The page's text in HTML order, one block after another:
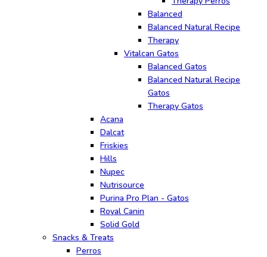
Balanced
Balanced Natural Recipe
Therapy
Vitalcan Gatos
Balanced Gatos
Balanced Natural Recipe
Gatos
Therapy Gatos
Acana
Dalcat
Friskies
Hills
Nupec
Nutrisource
Purina Pro Plan - Gatos
Royal Canin
Solid Gold
Snacks & Treats
Perros